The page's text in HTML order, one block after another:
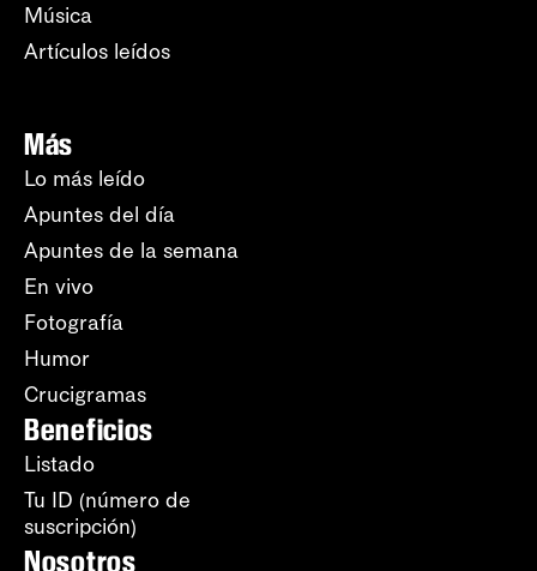
Música
Artículos leídos
Más
Lo más leído
Apuntes del día
Apuntes de la semana
En vivo
Fotografía
Humor
Crucigramas
Beneficios
Listado
Tu ID (número de
suscripción)
Nosotros